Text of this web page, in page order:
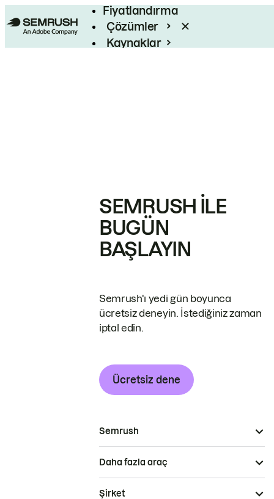
Fiyatlandırma
Çözümler
Kaynaklar
SEMRUSH ILE
BUGÜN
BAŞLAYIN
Semrush'ı yedi gün boyunca
ücretsiz deneyin. İstediğiniz zaman
iptal edin.
Ücretsiz dene
Semrush
Daha fazla araç
Şirket